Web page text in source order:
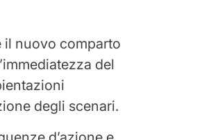
il nuovo comparto
del
degli scenari.